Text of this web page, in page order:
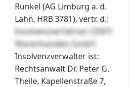
Runkel (AG Limburg a. d.
Lahn, HRB 3781), vertr. d.:
Insolvenzverfahren CENTI
Warenhandels GmbH
Insolvenzverwalter ist:
Rechtsanwalt Dr. Peter G.
Theile, Kapellenstraße 7,